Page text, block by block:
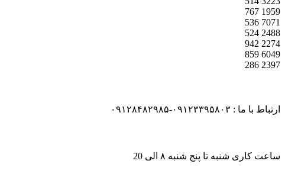
1959
767
7071
536
2488
524
2274
942
6049
859
2397
286
ارتباط با ما : ۰۹۱۲۳۳۹۵۸۰۳-۰۹۱۲۸۴۸۲۹۸۵
ساعت کاری شنبه تا پنج شنبه ۸ الی 20